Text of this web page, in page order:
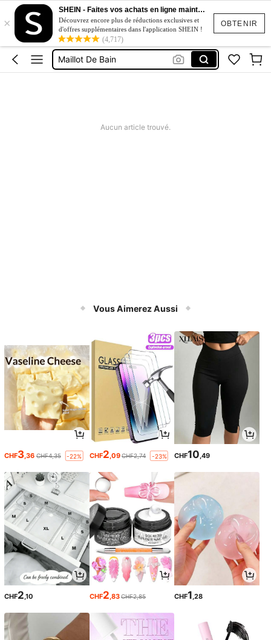
OBTENIR
×
SHEIN - Faites vos achats en ligne maintenant
Découvrez encore plus de réductions exclusives et
d'offres supplémentaires dans l'application SHEIN !
(4,717)
Robe Longue été
Robe
Maillot De Bain
Aucun article trouvé.
Vous Aimerez Aussi
CHF3 ,36 CHF4,35 -22% CHF2 ,09CHF2,74 -23% CHF10 ,49
CHF2,10 CHF2,83CHF2,85 CHF1,28